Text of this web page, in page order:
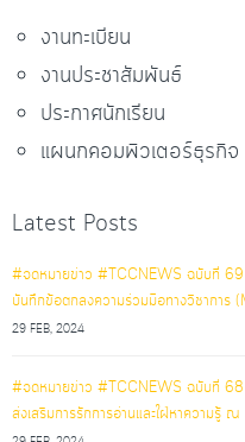
งานทะเบียน
งานประชาสัมพันธ์
ประกาศนักเรียน
แผนกคอมพิวเตอร์ธุรกิจ
Latest Posts
#จดหมายข่าว #TCCNEWS ฉบับที่
บันทึกข้อตกลงความร่วมมือทางวิชาการ
29 FEB, 2024
#จดหมายข่าว #TCCNEWS ฉบับที่ 68
ส่งเสริมการรักการอ่านและใฝ่หาความรู้